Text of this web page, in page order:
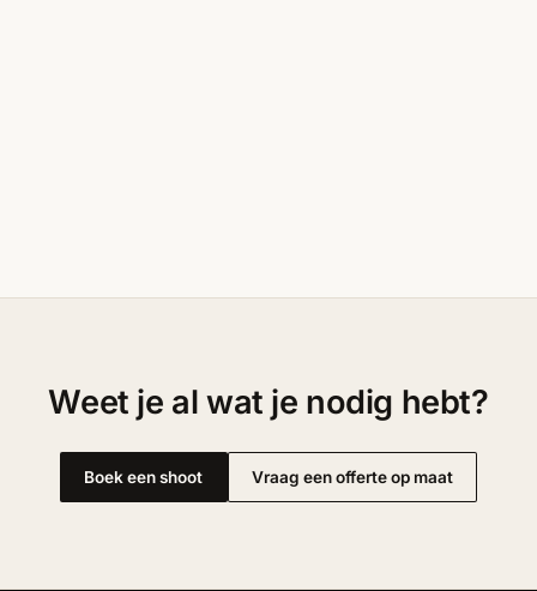
Weet je al wat je nodig hebt?
Boek een shoot Vraag een offerte op maat